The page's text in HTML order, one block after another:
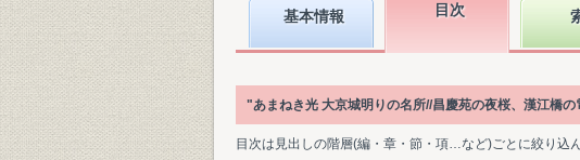
基本情報 目次
"あまねき光 大京城明りの名所//昌慶苑の夜桜、漢江橋
目次は見出しの階層(編・章・節・項…など)ごとに絞り込